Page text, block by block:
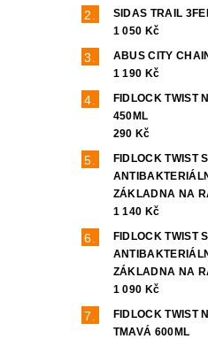
SIDAS TRAIL
1 050 Kč
ABUS CITY
1 190 Kč
FIDLOCK TWIST
450ML
290 Kč
FIDLOCK TWIST
ZÁKLADNA NA
1 140 Kč
FIDLOCK TWIST
ZÁKLADNA NA
1 090 Kč
FIDLOCK TWIST
TMAVÁ 600ML